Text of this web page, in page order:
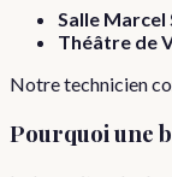
Salle Marcel
Théâtre de
Notre technicien
Pourquoi une